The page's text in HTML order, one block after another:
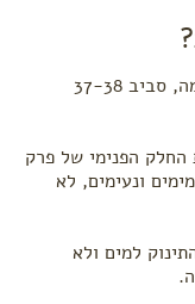
טמפרטורת המים צריכה להיות נעימה וחמימה, סביב 37-38
הפנימי של פרק
ונעימים, לא
למים ולא